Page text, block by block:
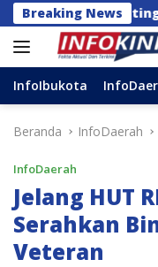
Langsung
ke
konten
Breaking News
Stunting Tinggi
InfoIbukota
Beranda InfoDaerah
InfoDaerah
Jelang HUT
Serahkan
Veteran